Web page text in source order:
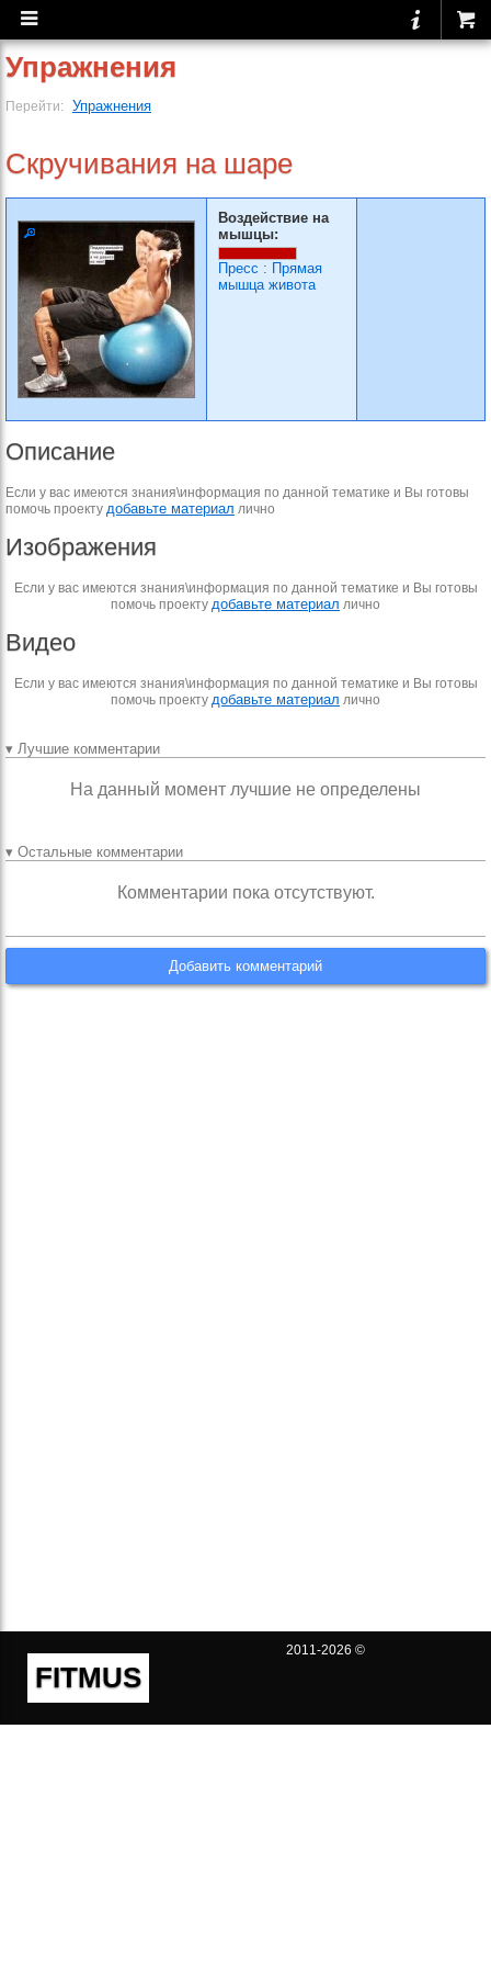
Упражнения
Перейти: Упражнения
Скручивания на шаре
Воздействие на
мышцы:
Пресс : Прямая
мышца живота
Описание
Если у вас имеются знания\информация по данной тематике и Вы готовы
помочь проекту добавьте материал лично
Изображения
Если у вас имеются знания\информация по данной тематике и Вы готовы
помочь проекту добавьте материал лично
Видео
Если у вас имеются знания\информация по данной тематике и Вы готовы
помочь проекту добавьте материал лично
▾ Лучшие комментарии
На данный момент лучшие не определены
▾ Остальные комментарии
Комментарии пока отсутствуют.
Добавить комментарий
FITMUS
2011-2026 ©